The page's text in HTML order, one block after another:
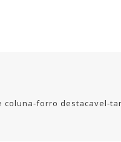
coluna-forro destacavel-